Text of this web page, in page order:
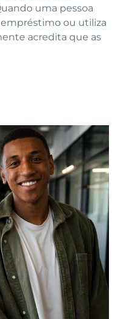
uma pessoa
ou utiliza
acredita que as